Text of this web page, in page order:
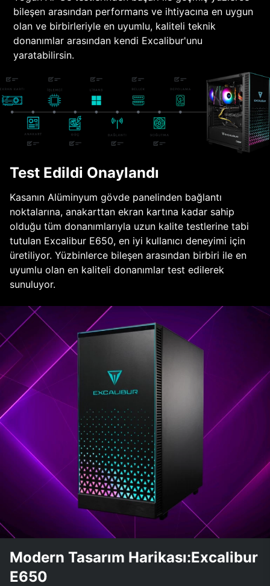
bileşen arasından performans ve ihtiyacına en uygun
olan ve birbirleriyle en uyumlu, kaliteli teknik
donanımlar arasından kendi Excalibur'unu
yaratabilirsin.
Test Edildi Onaylandı
Kasanın Alüminyum gövde panelinden bağlantı
noktalarına, anakarttan ekran kartına kadar sahip
olduğu tüm donanımlarıyla uzun kalite testlerine tabi
tutulan Excalibur E650, en iyi kullanıcı deneyimi için
üretiliyor. Yüzbinlerce bileşen arasından birbiri ile en
uyumlu olan en kaliteli donanımlar test edilerek
sunuluyor.
Modern Tasarım Harikası:Excalibur
E650